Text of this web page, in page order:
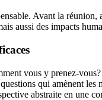
Avant la
aussi des impacts
vous y prenez-
qui amènent
abstraite en une